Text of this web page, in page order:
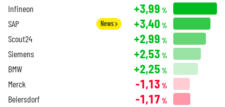
Infineon +3,99 %
SAP News +3,40 %
Scout24 +2,99 %
Siemens +2,53 %
BMW +2,25 %
Merck -1,13 %
Beiersdorf -1,17 %